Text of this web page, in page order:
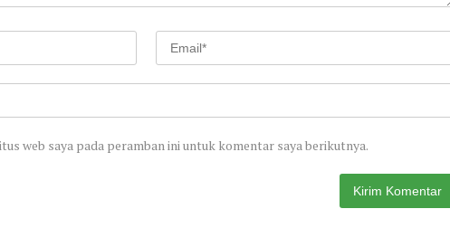
web saya pada peramban ini untuk komentar saya berikutnya.